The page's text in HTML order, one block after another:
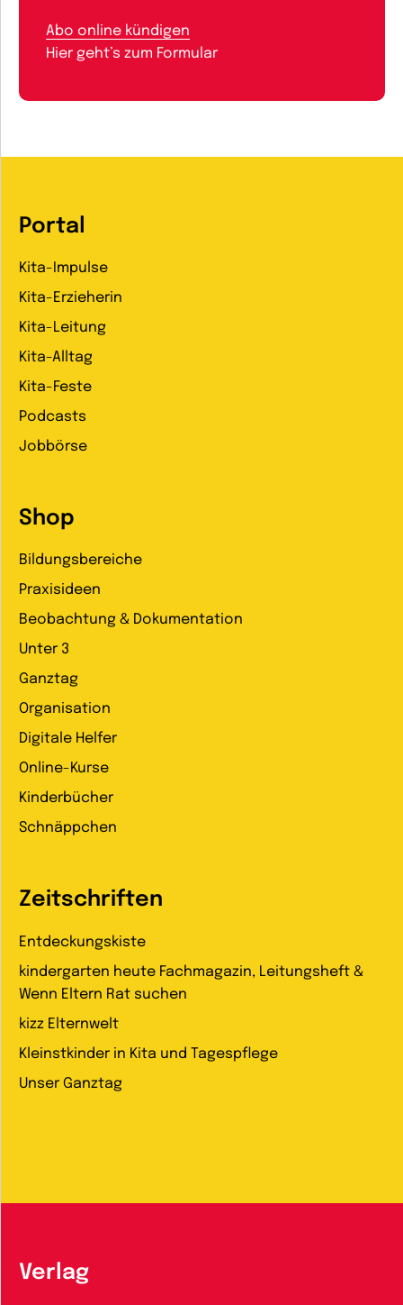
Abo online kündigen
Hier geht’s zum Formular
Portal
Kita-Impulse
Kita-Erzieherin
Kita-Leitung
Kita-Alltag
Kita-Feste
Podcasts
Jobbörse
Shop
Bildungsbereiche
Praxisideen
Beobachtung & Dokumentation
Unter 3
Ganztag
Organisation
Digitale Helfer
Online-Kurse
Kinderbücher
Schnäppchen
Zeitschriften
Entdeckungskiste
kindergarten heute Fachmagazin, Leitungsheft &
Wenn Eltern Rat suchen
kizz Elternwelt
Kleinstkinder in Kita und Tagespflege
Unser Ganztag
Verlag